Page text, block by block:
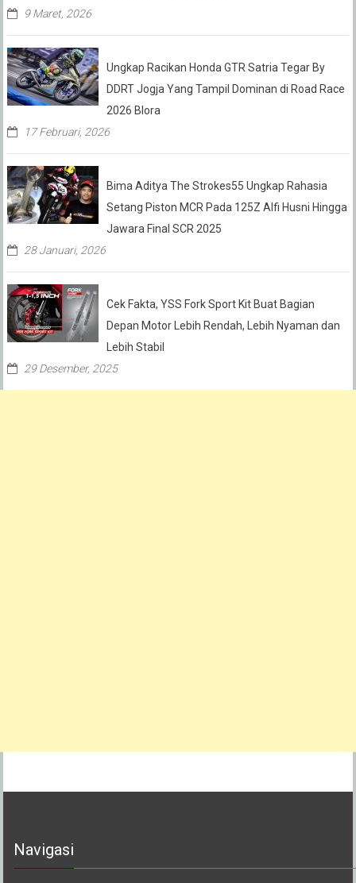
9 Maret, 2026
Ungkap Racikan Honda GTR Satria Tegar By
DDRT Jogja Yang Tampil Dominan di Road Race
2026 Blora
17 Februari, 2026
Bima Aditya The Strokes55 Ungkap Rahasia
Setang Piston MCR Pada 125Z Alfi Husni Hingga
Jawara Final SCR 2025
28 Januari, 2026
Cek Fakta, YSS Fork Sport Kit Buat Bagian
Depan Motor Lebih Rendah, Lebih Nyaman dan
Lebih Stabil
29 Desember, 2025
Navigasi